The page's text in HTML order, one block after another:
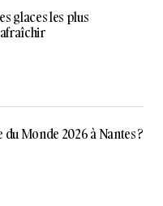
glaces les plus
du Monde 2026 à Nantes ?